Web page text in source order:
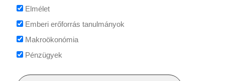
Elmélet
Emberi erőforrás tanulmányok
Makroökonómia
Pénzügyek